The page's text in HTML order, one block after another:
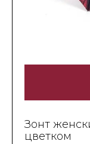
Зонт
цветком